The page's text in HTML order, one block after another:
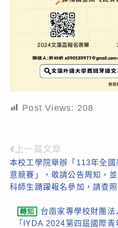
Post Views: 208
Read
more
articles
上一篇文章
本校工學院舉辦「113年全國
意競賽」，敬請公告周知，
科師生踴躍報名參加，請查照
轉知
台南家專學校財團
「IYDA 2024第四屆國際